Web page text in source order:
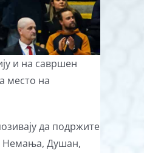
и на савршен
место на
да подржите
Немања, Душан,